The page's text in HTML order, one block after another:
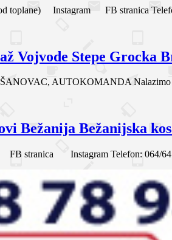
toplane) Instagram FB stranica
Vojvode Stepe Grocka
AUTOKOMANDA Nalazimo
Bežanija Bežanijska
stranica Instagram Telefon: 064/64